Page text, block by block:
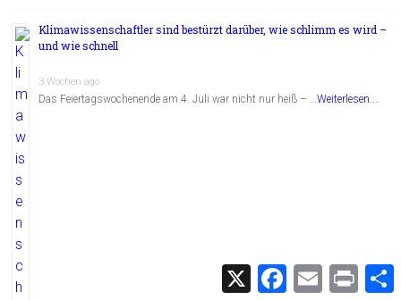
Klimawissenschaftler sind bestürzt darüber, wie schlimm es wird –
und wie schnell
3 Wochen ago
Das Feiertagswochenende am 4. Juli war nicht nur heiß – …Weiterlesen...
X
F
E
m
P